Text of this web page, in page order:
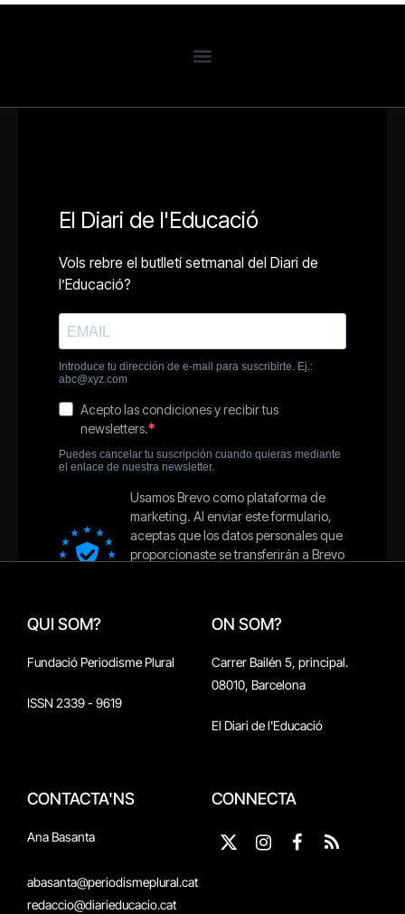
QUI SOM?
Fundació Periodisme Plural
ISSN 2339 - 9619
ON SOM?
Carrer Bailén 5, principal.
08010, Barcelona
El Diari de l'Educació
CONTACTA'NS
Ana Basanta
abasanta@periodismeplural.cat
redaccio@diarieducacio.cat
CONNECTA
X
Instagram
Facebook
RSS